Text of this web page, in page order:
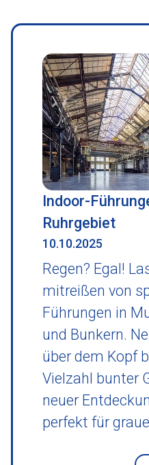
Indoor-
Ruhrgebiet
10.10.2025
Regen? Egal!
mitreißen von
Führungen in
und Bunkern.
über dem Kopf
Vielzahl bunter
neuer
perfekt für